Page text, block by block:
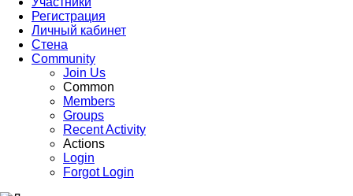
Регистрация
Личный кабинет
Стена
Community
Join Us
Common
Members
Groups
Recent Activity
Actions
Login
Forgot Login